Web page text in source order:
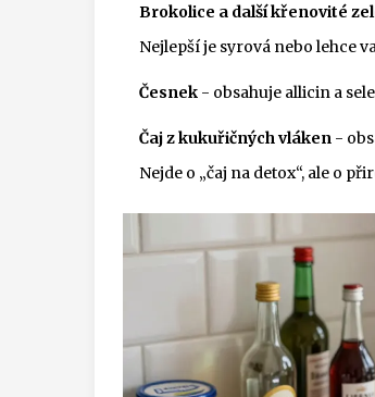
Brokolice a další křenovité
Nejlepší je syrová nebo lehce
Česnek - obsahuje allicin a
Čaj z kukuřičných vláken -
Nejde o „čaj na detox“, ale o